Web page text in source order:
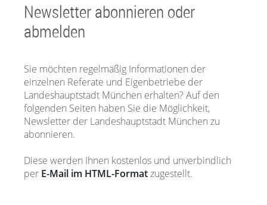
Newsletter abonnieren oder
abmelden
Sie möchten regelmäßig Informationen der
einzelnen Referate und Eigenbetriebe der
Landeshauptstadt München erhalten? Auf den
folgenden Seiten haben Sie die Möglichkeit,
Newsletter der Landeshauptstadt München zu
abonnieren.
Diese werden Ihnen kostenlos und unverbindlich
per E-Mail im HTML-Formatzugestellt.